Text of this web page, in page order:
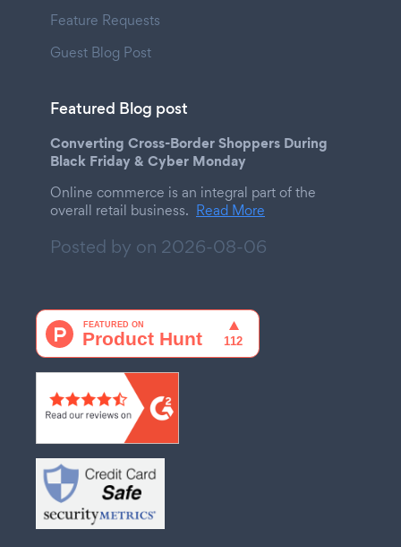
Feature Requests
Guest Blog Post
Featured Blog post
Converting Cross-Border Shoppers During
Black Friday & Cyber Monday
Online commerce is an integral part of the
overall retail business. Read More
Posted by on 2026-08-06